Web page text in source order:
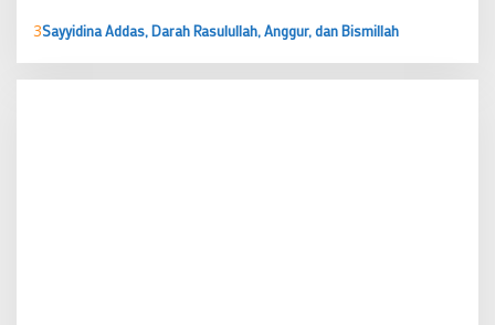
3Sayyidina Addas, Darah Rasulullah, Anggur, dan Bismillah